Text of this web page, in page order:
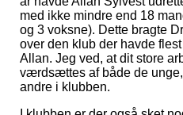
med ikke mindre end 18
og 3 voksne). Dette bragte
over den klub der havde
Allan. Jeg ved, at dit store
værdsættes af både de
andre i klubben.